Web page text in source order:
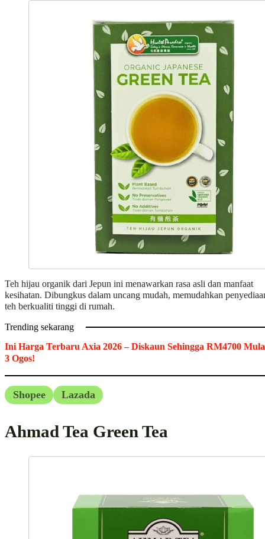
Teh hijau organik dari Jepun ini menawarkan rasa asli dan manfaat
kesihatan. Dibungkus dalam uncang mudah, memudahkan
teh berkualiti tinggi di rumah.
Trending sekarang
Ini Harga Terbaru Axia 2026 – Diskaun Sehingga RM4700
3 Ogos!
Shopee Lazada
Ahmad Tea Green Tea